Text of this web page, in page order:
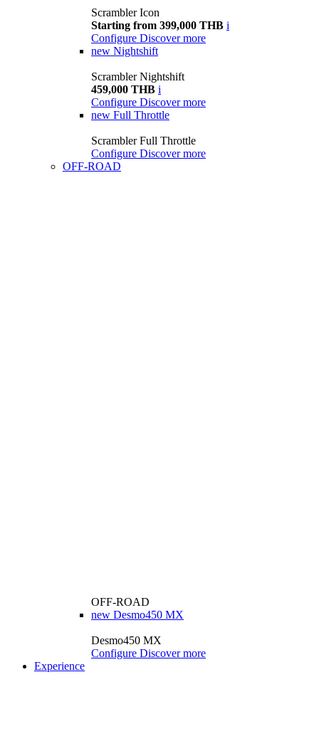
Scrambler Icon
Starting from 399,000 THB i
Configure Discover more
new Nightshift
Scrambler Nightshift
459,000 THB i
Configure Discover more
new Full Throttle
Scrambler Full Throttle
Configure Discover more
OFF-ROAD
OFF-ROAD
new Desmo450 MX
Desmo450 MX
Configure Discover more
Experience